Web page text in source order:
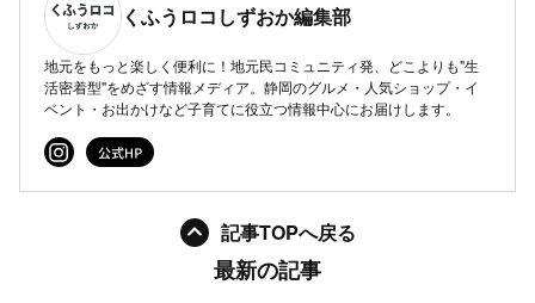
くふうロコしずおか編集部
地元をもっと楽しく便利に！地元民コミュニティ発、どこよりも"生
活密着型"をめざす情報メディア。静岡のグルメ・人気ショップ・イ
ベント・お出かけなど子育てに役立つ情報中心にお届けします。
記事TOPへ戻る
最新の記事